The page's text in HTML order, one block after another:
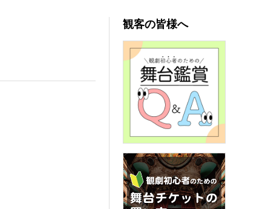
観客の皆様へ